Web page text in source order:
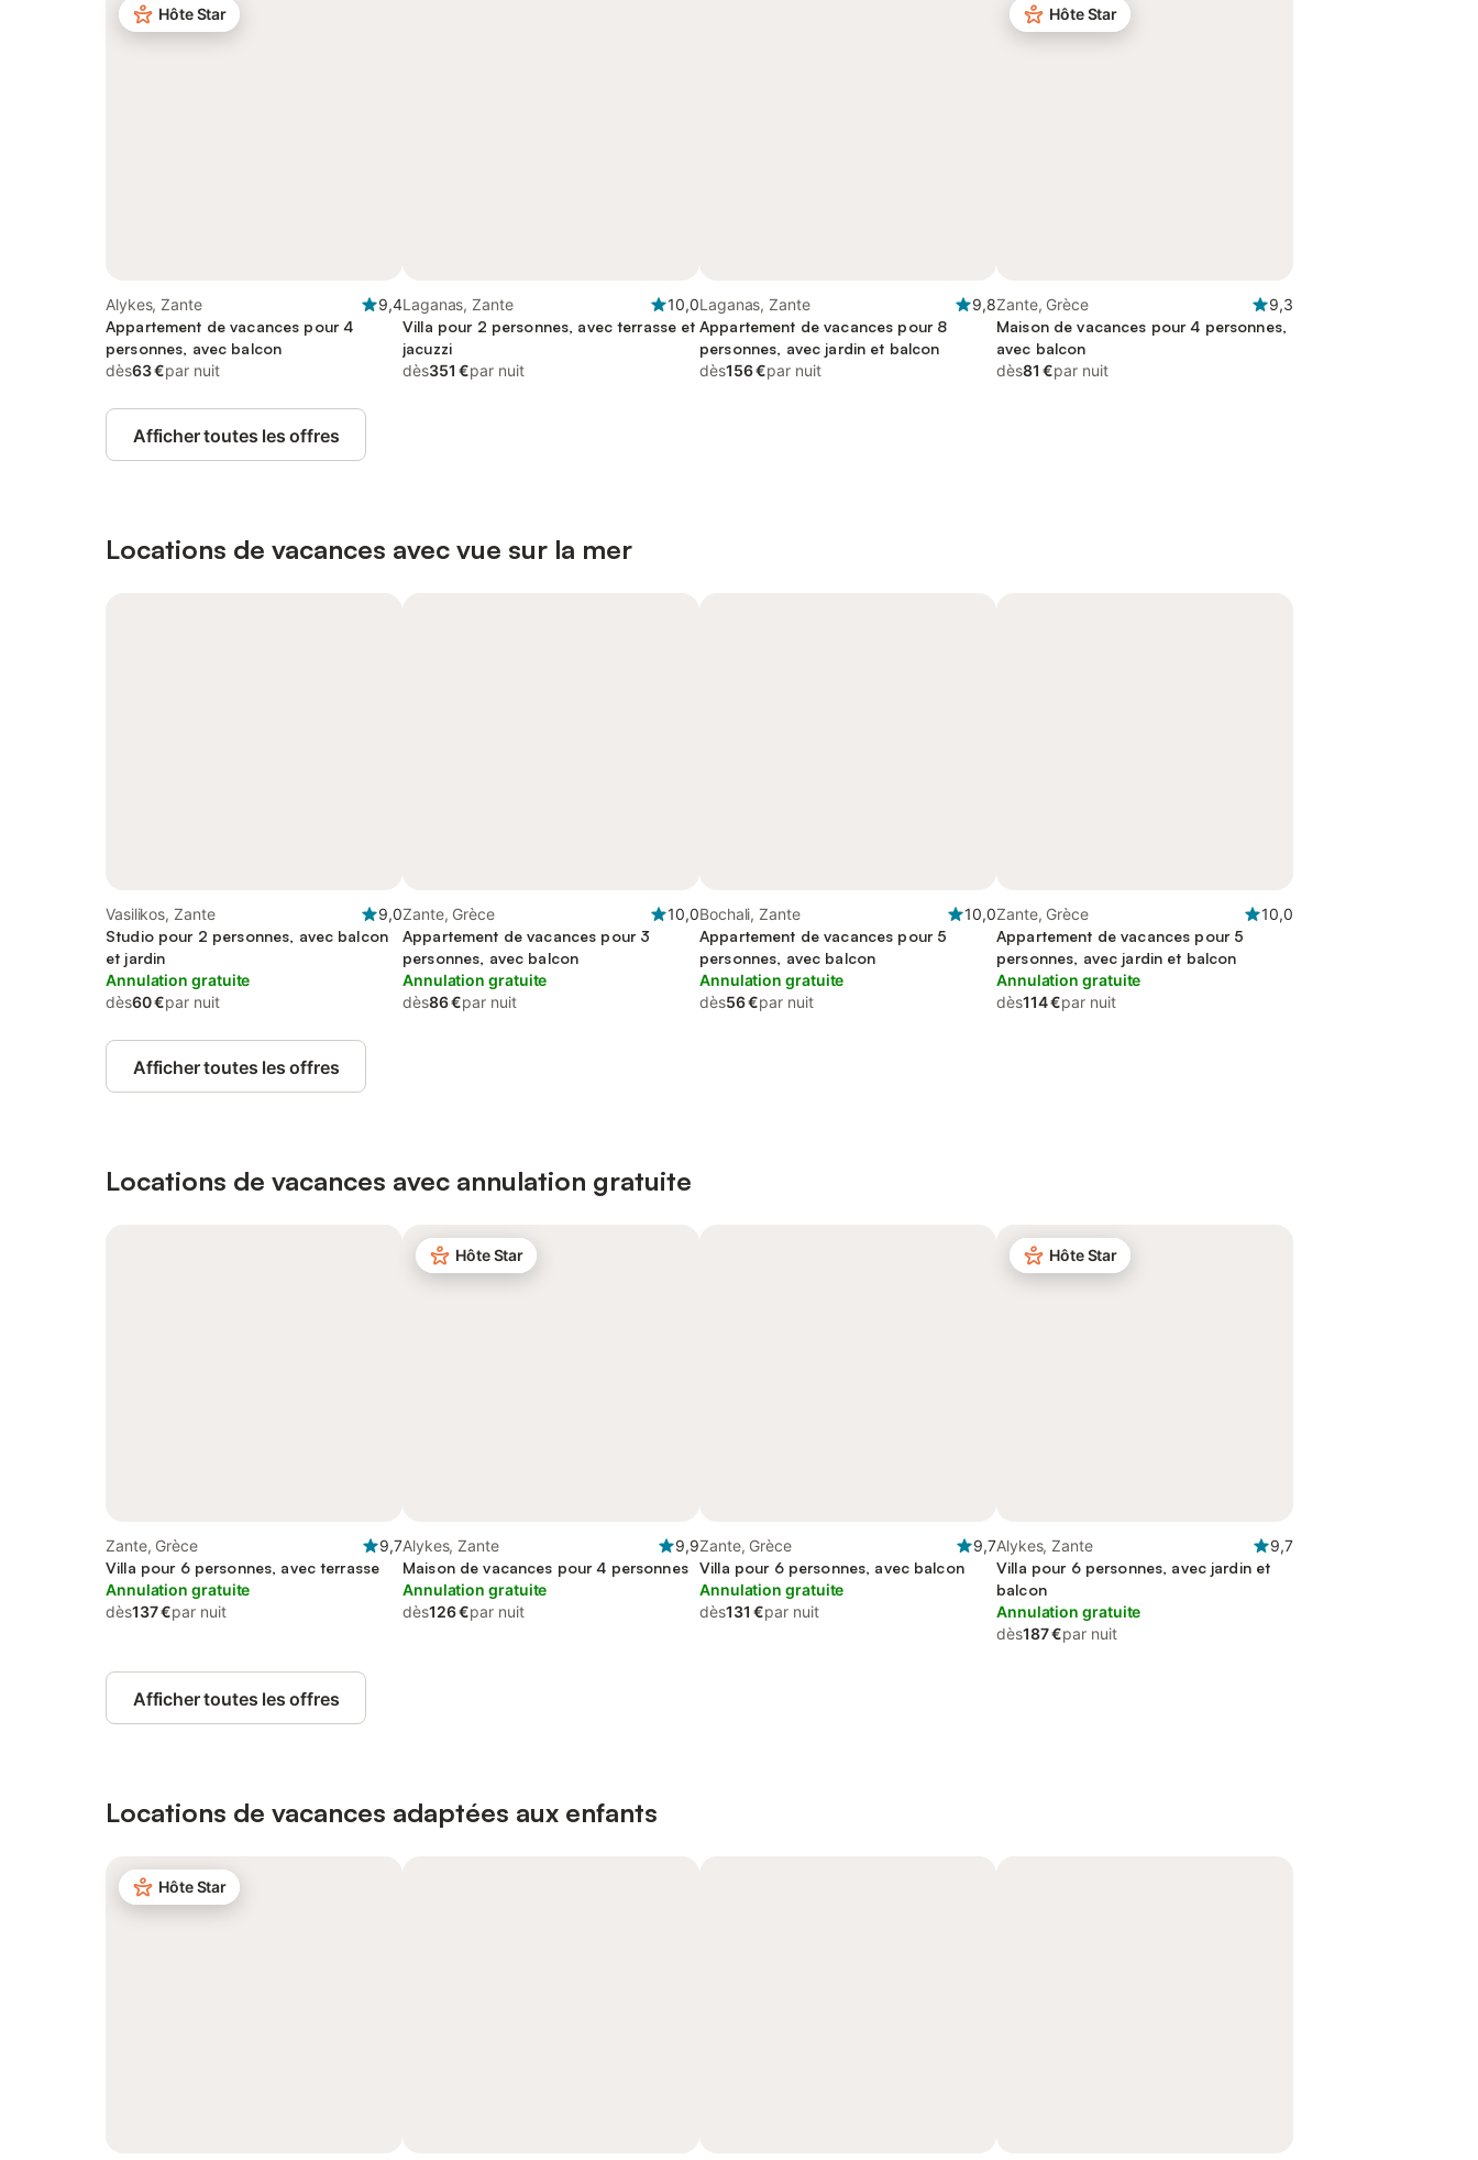
Hôte Star
Alykes, Zante
9,4
Appartement de vacances pour 4
personnes, avec balcon
dès63 €par nuit
Laganas, Zante
10,0
Villa pour 2 personnes, avec terrasse et
jacuzzi
dès351 €par nuit
Laganas, Zante
9,8
Appartement de vacances pour 8
personnes, avec jardin et balcon
dès156 €par nuit
Hôte Star
Zante, Grèce
9,3
Maison de vacances pour 4 personnes,
avec balcon
dès81 €par nuit
Afficher toutes les offres
Locations de vacances avec vue sur la mer
Vasilikos, Zante
9,0
Studio pour 2 personnes, avec balcon
et jardin
Annulation gratuite
dès60 €par nuit
Zante, Grèce
10,0
Appartement de vacances pour 3
personnes, avec balcon
Annulation gratuite
dès86 €par nuit
Bochali, Zante
10,0
Appartement de vacances pour 5
personnes, avec balcon
Annulation gratuite
dès56 €par nuit
Zante, Grèce
10,0
Appartement de vacances pour 5
personnes, avec jardin et balcon
Annulation gratuite
dès114 €par nuit
Afficher toutes les offres
Locations de vacances avec annulation gratuite
Zante, Grèce
9,7
Villa pour 6 personnes, avec terrasse
Annulation gratuite
dès137 €par nuit
Hôte Star
Alykes, Zante
9,9
Maison de vacances pour 4 personnes
Annulation gratuite
dès126 €par nuit
Zante, Grèce
9,7
Villa pour 6 personnes, avec balcon
Annulation gratuite
dès131 €par nuit
Hôte Star
Alykes, Zante
9,7
Villa pour 6 personnes, avec jardin et
balcon
Annulation gratuite
dès187 €par nuit
Afficher toutes les offres
Locations de vacances adaptées aux enfants
Hôte Star